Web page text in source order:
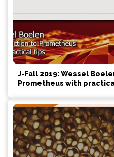
J-Fall 2019: Wessel
Prometheus with